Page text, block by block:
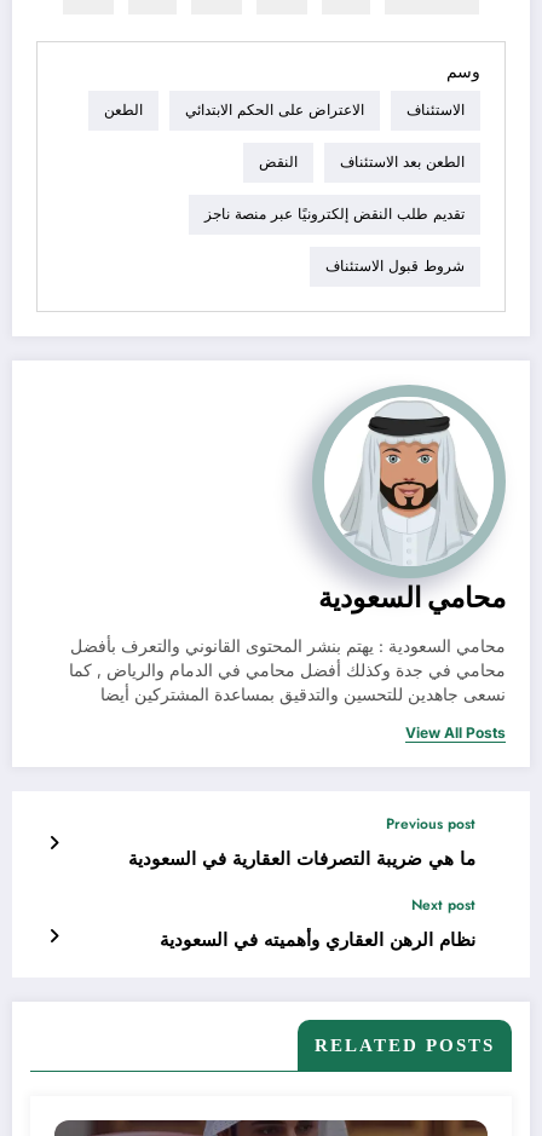
وسم
الاستئناف الاعتراض على الحكم الابتدائي الطعن
الطعن بعد الاستئناف النقض
تقديم طلب النقض إلكترونيًا عبر منصة ناجز
شروط قبول الاستئناف
محامي السعودية
محامي السعودية : يهتم بنشر المحتوى القانوني والتعرف بأفضل
محامي في جدة وكذلك أفضل محامي في الدمام والرياض , كما
نسعى جاهدين للتحسين والتدقيق بمساعدة المشتركين أيضا
View All Posts
Previous post
ما هي ضريبة التصرفات العقارية في السعودية
Next post
نظام الرهن العقاري وأهميته في السعودية
RELATED POSTS